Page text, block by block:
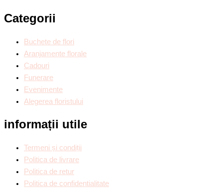
Categorii
Buchete de flori
Aranjamente florale
Cadouri
Funerare
Evenimente
Alegerea floristului
informații utile
Termeni și condiții
Politica de livrare
Politica de retur
Politica de confidentialitate